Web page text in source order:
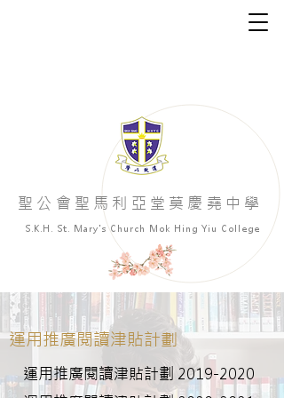
聖公會聖馬利亞堂莫慶堯中學
S.K.H. St. Mary's Church Mok Hing Yiu College
運用推廣閱讀津貼計劃
運用推廣閱讀津貼計劃 2019-2020